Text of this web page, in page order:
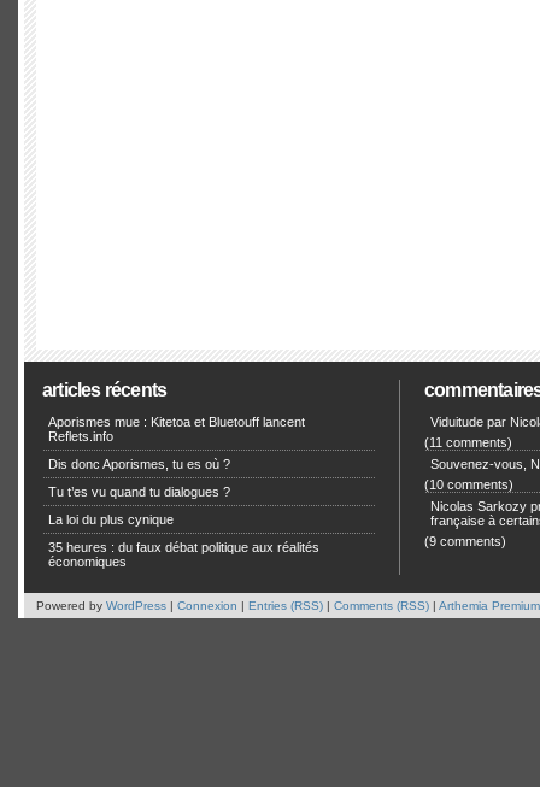
articles récents
Aporismes mue : Kitetoa et Bluetouff lancent
Reflets.info
Dis donc Aporismes, tu es où ?
Tu t’es vu quand tu dialogues ?
La loi du plus cynique
35 heures : du faux débat politique aux réalités
économiques
Viduitude par
(11 comments)
Souvenez-vous,
(10 comments)
Nicolas Sarkozy
française à
(9 comments)
Powered by WordPress | Connexion | Entries (RSS) | Comments (RSS) | Arthemia Premium